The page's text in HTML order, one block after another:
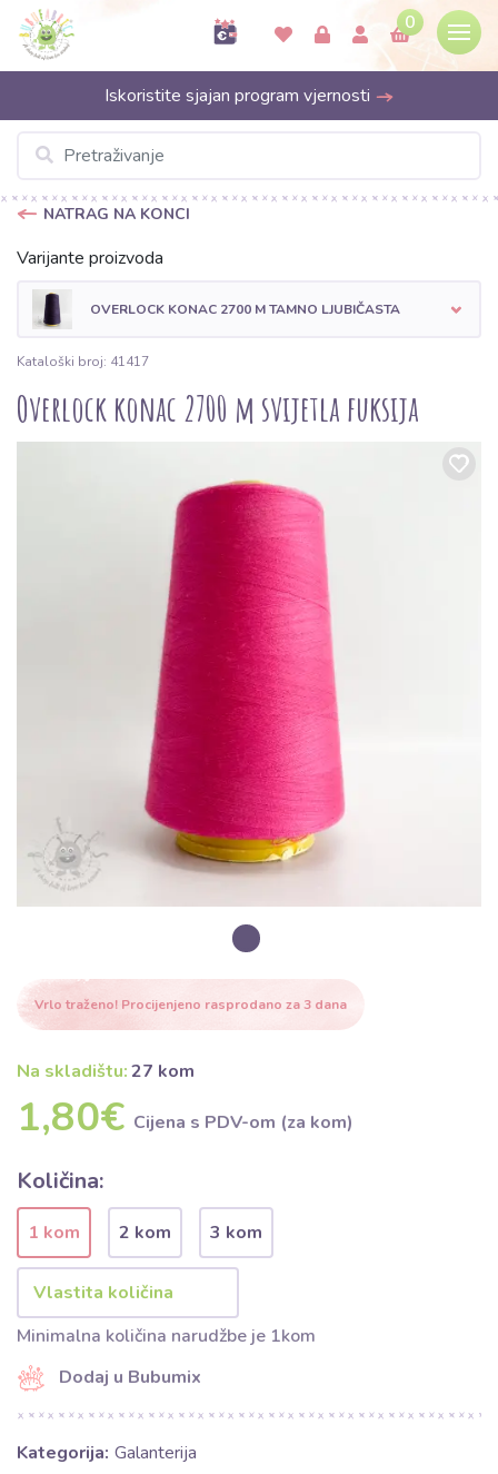
0
Iskoristite sjajan program vjernosti
NATRAG NA KONCI
Varijante proizvoda
OVERLOCK KONAC 2700 M TAMNO LJUBIČASTA
Kataloški broj: 41417
Overlock konac 2700 m svijetla fuksija
Vrlo traženo! Procijenjeno rasprodano za 3 dana
Na skladištu:27 kom
1,80€ Cijena s PDV-om (za kom)
Količina:
1 kom 2 kom 3 kom
Minimalna količina narudžbe je 1kom
Dodaj u Bubumix
Kategorija: Galanterija